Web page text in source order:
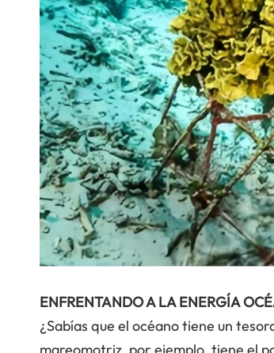
ENFRENTANDO A LA ENERGÍA
¿Sabías que el océano tiene un
mareomotriz, por ejemplo, tiene el